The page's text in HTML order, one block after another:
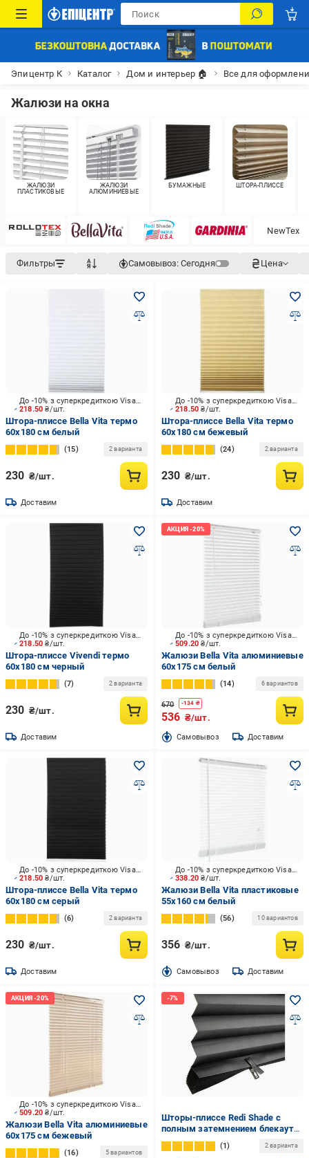
Эпицентр К Каталог Дом и интерьер 🏠 Все для
Жалюзи на окна
ЖАЛЮЗИ
ПЛАСТИКОВЫЕ
ЖАЛЮЗИ
АЛЮМИНИЕВЫЕ
БУМАЖНЫЕ ШТОРА-ПЛИССЕ
NewTex
Фильтры Самовывоз: Сегодня Цена
218.50₴/шт.
До -10% з суперкредиткою Visa Вигода
Штора-плиссе Bella Vita термо
60х180 см белый
15 2 варианта
230 ₴/шт.
Доставим
218.50₴/шт.
До -10% з суперкредиткою Visa Вигода
Штора-плиссе Bella Vita термо
60х180 см бежевый
24 2 варианта
230 ₴/шт.
Доставим
218.50₴/шт.
До -10% з суперкредиткою Visa Вигода
Штора-плиссе Vivendi термо
60х180 см черный
7 2 варианта
230 ₴/шт.
Доставим
509.20₴/шт.
До -10% з суперкредиткою Visa Вигода
Жалюзи Bella Vita алюминиевые
60х175 см белый
14 6 вариантов
670 -134 ₴
536 ₴/шт.
Cамовывоз Доставим
218.50₴/шт.
До -10% з суперкредиткою Visa Вигода
Штора-плиссе Bella Vita термо
60х180 см серый
6 2 варианта
230 ₴/шт.
Доставим
338.20₴/шт.
До -10% з суперкредиткою Visa Вигода
Жалюзи Bella Vita пластиковые
55х160 см белый
56 10 вариантов
356 ₴/шт.
Cамовывоз Доставим
509.20₴/шт.
До -10% з суперкредиткою Visa Вигода
Жалюзи Bella Vita алюминиевые
60х175 см бежевый
16 5 вариантов
Шторы-плиссе Redi Shade с
полным затемнением блекаут
91x182 см Черный (2257829)
1 2 варианта